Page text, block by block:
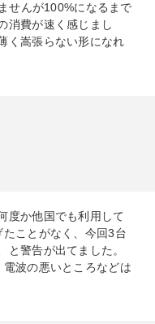
せんが100%になるまで
消費が速く感じまし
く嵩張らない形になれ
度か他国でも利用して
ことがなく、今回3台
と警告が出てました。
波の悪いところなどは